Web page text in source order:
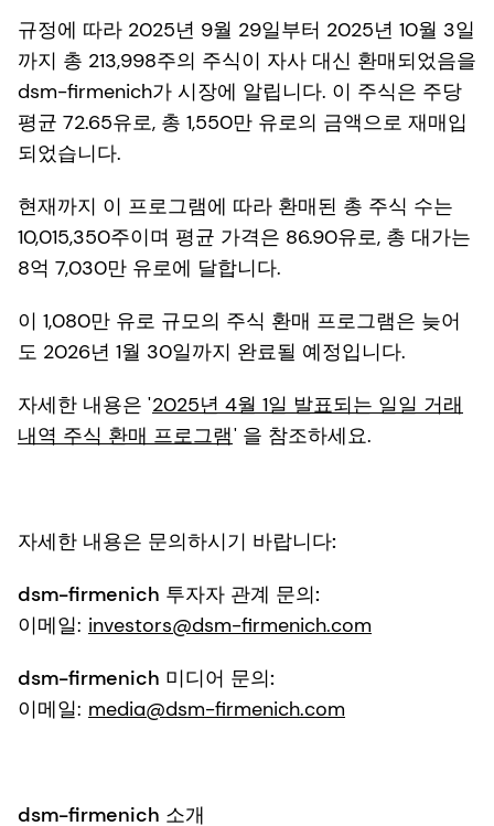
규정에 따라 2025년 9월 29일부터 2025년 10월 3일
까지 총 213,998주의 주식이 자사 대신 환매되었음을
dsm-firmenich가 시장에 알립니다. 이 주식은 주당
평균 72.65유로, 총 1,550만 유로의 금액으로 재매입
되었습니다.
현재까지 이 프로그램에 따라 환매된 총 주식 수는
10,015,350주이며 평균 가격은 86.90유로, 총 대가는
8억 7,030만 유로에 달합니다.
이 1,080만 유로 규모의 주식 환매 프로그램은 늦어
도 2026년 1월 30일까지 완료될 예정입니다.
자세한 내용은 '2025년 4월 1일 발표되는 일일 거래
내역 주식 환매 프로그램' 을 참조하세요.
자세한 내용은 문의하시기 바랍니다:
dsm-firmenich 투자자 관계 문의:
이메일: investors@dsm-firmenich.com
dsm-firmenich 미디어 문의:
이메일: media@dsm-firmenich.com
dsm-firmenich 소개